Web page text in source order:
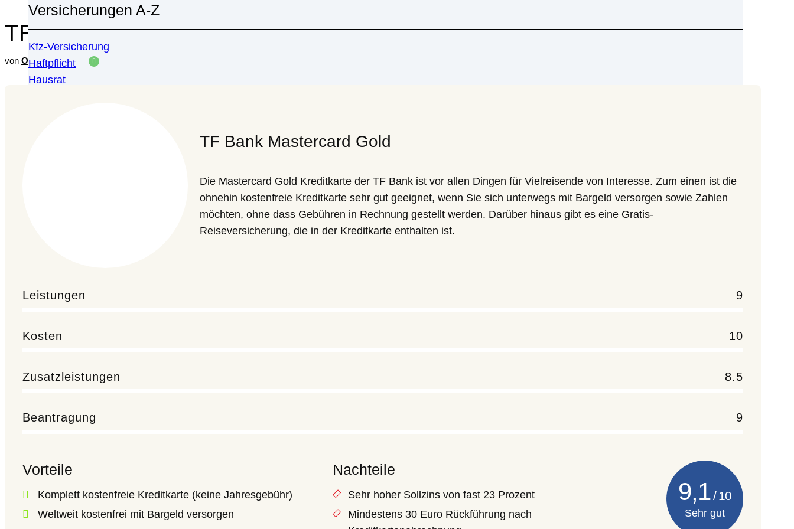
Versicherungen A-Z
Kfz-Versicherung
Haftpflicht
Hausrat
TF Bank Mastercard Gold – Unsere Erfahrungen mit der Kreditkarte
von Oliver Schoch
TF Bank Mastercard Gold
Die Mastercard Gold Kreditkarte der TF Bank ist vor allen Dingen für Vielreisende von Interesse. Zum einen ist die
ohnehin kostenfreie Kreditkarte sehr gut geeignet, wenn Sie sich unterwegs mit Bargeld versorgen sowie Zahlen
möchten, ohne dass Gebühren in Rechnung gestellt werden. Darüber hinaus gibt es eine Gratis-
Reiseversicherung, die in der Kreditkarte enthalten ist.
Leistungen 9
Kosten 10
Zusatzleistungen 8.5
Beantragung 9
Vorteile
Komplett kostenfreie Kreditkarte (keine Jahresgebühr)
Weltweit kostenfrei mit Bargeld versorgen
Nachteile
Sehr hoher Sollzins von fast 23 Prozent
Mindestens 30 Euro Rückführung nach
9,1
Sehr gut